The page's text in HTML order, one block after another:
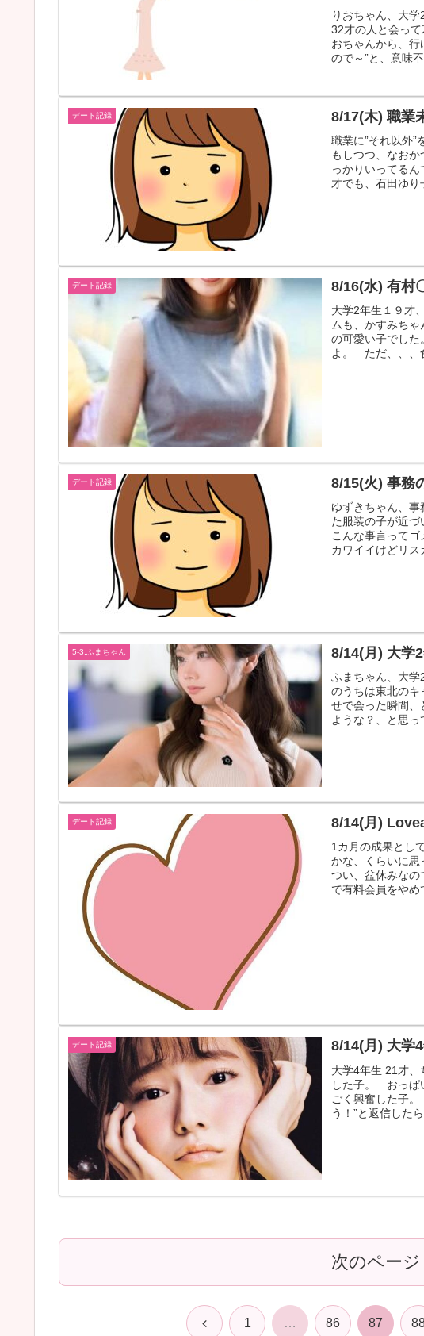
りおちゃん、大
32才の人と会っ
おちゃんから、
ので～”と、意味
デート記録 8/17(木) 職業
職業に”それ以外
もしつつ、なお
っかりいってる
才でも、石田ゆり
デート記録 8/16(水) 有村
大学2年生１９才
ムも、かすみち
の可愛い子でし
よ。 ただ、、、
デート記録 8/15(火) 事務
ゆずきちゃん、
た服装の子が近
こんな事言って
カワイイけどリス
5-3.ふまちゃん 8/14(月) 大学
ふまちゃん、大
のうちは東北の
せで会った瞬間
ような？、と思っ
デート記録 8/14(月)
1カ月の成果とし
かな、くらいに思
つい、盆休みな
で有料会員をやめ
デート記録 8/14(月) 大学
大学4年生 21才
した子。 おっぱ
ごく興奮した子
う！”と返信した
次のページ
前 1 … 86 87